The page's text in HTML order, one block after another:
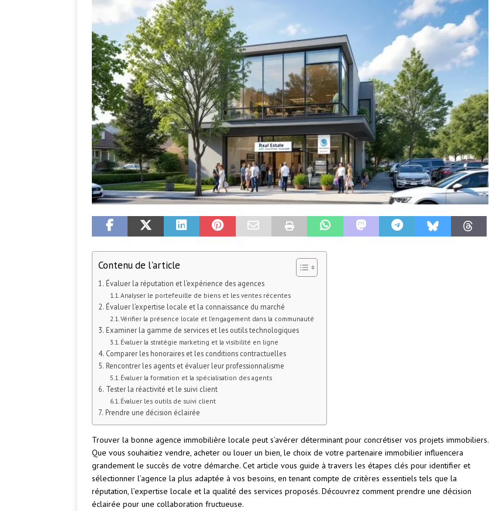
Contenu de l'article
Évaluer la réputation et l’expérience des agences
Analyser le portefeuille de biens et les ventes récentes
Évaluer l’expertise locale et la connaissance du marché
Vérifier la présence locale et l’engagement dans la communauté
Examiner la gamme de services et les outils technologiques
Évaluer la stratégie marketing et la visibilité en ligne
Comparer les honoraires et les conditions contractuelles
Rencontrer les agents et évaluer leur professionnalisme
Évaluer la formation et la spécialisation des agents
Tester la réactivité et le suivi client
Évaluer les outils de suivi client
Prendre une décision éclairée
Trouver la bonne agence immobilière locale peut s’avérer déterminant pour concrétiser vos projets immobiliers.
Que vous souhaitiez vendre, acheter ou louer un bien, le choix de votre partenaire immobilier influencera
grandement le succès de votre démarche. Cet article vous guide à travers les étapes clés pour identifier et
sélectionner l’agence la plus adaptée à vos besoins, en tenant compte de critères essentiels tels que la
réputation, l’expertise locale et la qualité des services proposés. Découvrez comment prendre une décision
éclairée pour une collaboration fructueuse.